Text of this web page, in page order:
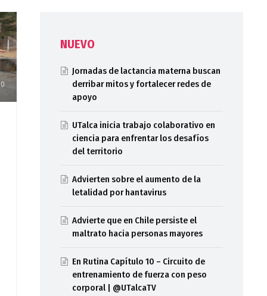
NUEVO
Jornadas de lactancia materna buscan
derribar mitos y fortalecer redes de
apoyo
UTalca inicia trabajo colaborativo en
ciencia para enfrentar los desafíos
del territorio
Advierten sobre el aumento de la
letalidad por hantavirus
Advierte que en Chile persiste el
maltrato hacia personas mayores
En Rutina Capítulo 10 – Circuito de
entrenamiento de fuerza con peso
corporal | @UTalcaTV